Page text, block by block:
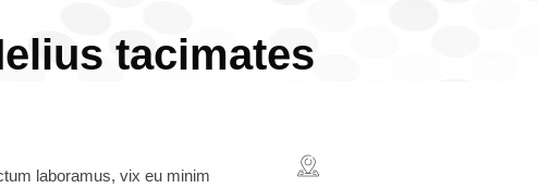
tacimates
laboramus, vix eu minim